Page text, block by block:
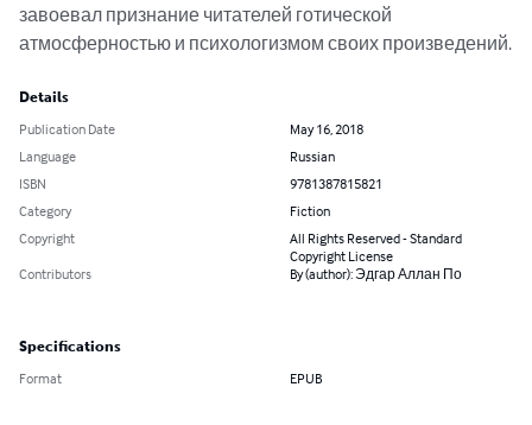
завоевал признание читателей готической
атмосферностью и психологизмом своих произведений.
Details
Publication Date
May 16, 2018
Language
Russian
ISBN
9781387815821
Category
Fiction
Copyright
All Rights Reserved - Standard
Copyright License
Contributors
By (author): Эдгар Аллан По
Specifications
Format EPUB